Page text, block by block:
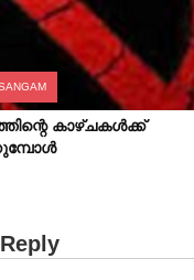
കാഴ്ചകൾക്ക്